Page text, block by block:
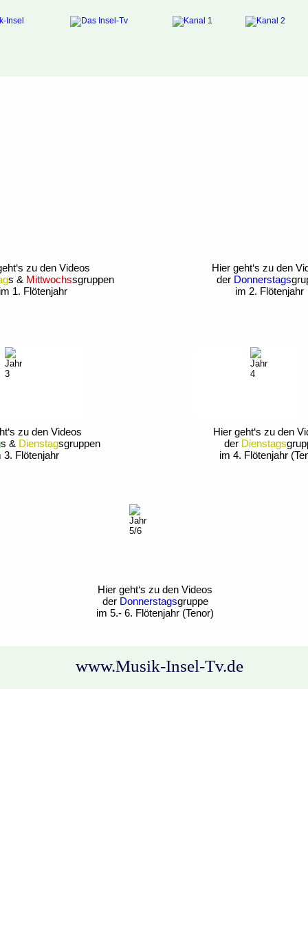
www.Musik-Insel-Tv.de
zu den Videos
s & Mittwochssgruppen
1. Flötenjahr
Hier geht‘s zu den
der Donnerstags
im 2. Flötenjahr
zu den Videos
s & Dienstagsgruppen
3. Flötenjahr
Hier geht‘s zu den
der Dienstags
im 4. Flötenjahr
Hier geht‘s zu den Videos
der Donnerstagsgruppe
im 5.- 6. Flötenjahr (Tenor)